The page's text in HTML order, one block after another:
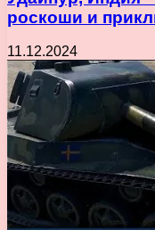
роскоши и
11.12.2024